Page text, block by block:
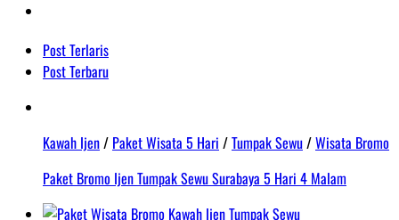
Post Terlaris
Post Terbaru
Kawah Ijen/ Paket Wisata 5 Hari /Tumpak Sewu/Wisata Bromo
Paket Bromo Ijen Tumpak Sewu Surabaya 5 Hari 4 Malam